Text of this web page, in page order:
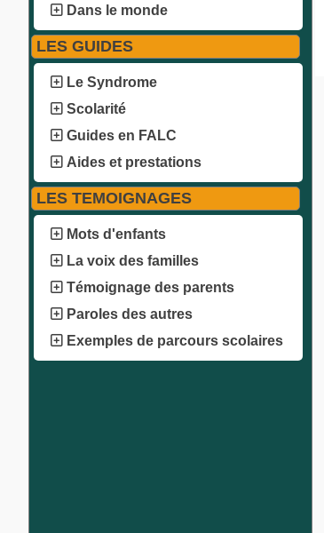
Dans le monde
LES GUIDES
Le Syndrome
Scolarité
Guides en FALC
Aides et prestations
LES TEMOIGNAGES
Mots d'enfants
La voix des familles
Témoignage des parents
Paroles des autres
Exemples de parcours scolaires